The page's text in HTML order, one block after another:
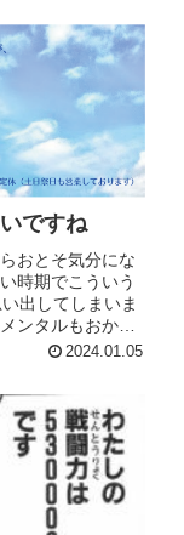
ですね
おとそ気分にな
時期でこういう
出してしまいま
ンタルもおかし
2024.01.05